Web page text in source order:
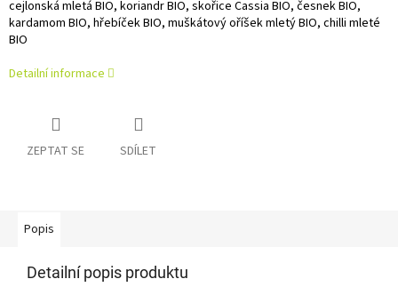
cejlonská mletá BIO, koriandr BIO, skořice Cassia BIO, česnek BIO,
kardamom BIO, hřebíček BIO, muškátový oříšek mletý BIO, chilli mleté
BIO
Detailní informace
ZEPTAT SE SDÍLET
Popis
Detailní popis produktu